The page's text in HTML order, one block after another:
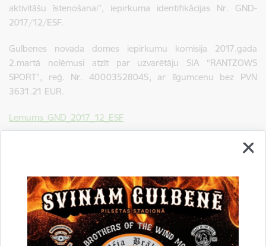
aktivitāšu īstenošanai”, iepirkuma identifikācijas Nr. GND-
2017/12/ESF.
Gulbenes novada domes iepirkumu komisija 2017.gada
2.martā nolēmusi atzīt par uzvarētāju SIA “RANTZOWS
SPORT”, reģ. Nr. 40003528045, ar līgumcenu bez PVN
3631.21 EUR.
Lemums_GND_2017_12_ESF
Drukāt lapu
Dalīties